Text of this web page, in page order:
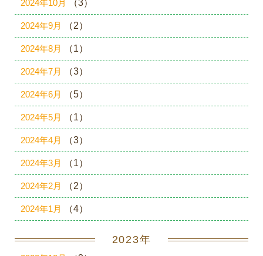
2024年10月 （3）
2024年9月 （2）
2024年8月 （1）
2024年7月 （3）
2024年6月 （5）
2024年5月 （1）
2024年4月 （3）
2024年3月 （1）
2024年2月 （2）
2024年1月 （4）
2023年